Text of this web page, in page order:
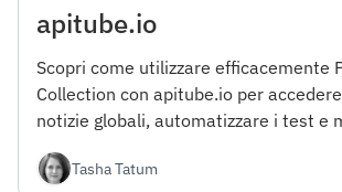
apitube.io
Scopri come utilizzare efficacemente
Collection con apitube.io per
notizie globali, automatizzare i test e
Tasha Tatum